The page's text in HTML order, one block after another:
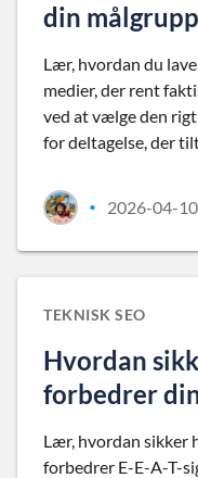
din
Lær, hvordan du
medier, der rent
ved at vælge den
for deltagelse, der
• 2026-04-10
TEKNISK SEO
Hvordan
forbedrer
Lær, hvordan sikker
forbedrer E-E-A-T-